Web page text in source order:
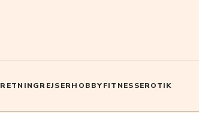
REJSERHOBBYFITNESSEROTIK